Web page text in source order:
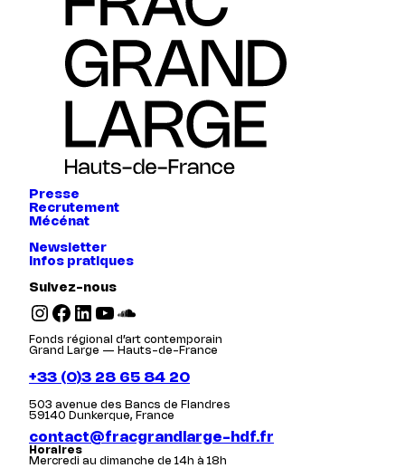
Presse
Recrutement
Mécénat
Newsletter
Infos pratiques
Suivez-nous
Instagram Facebook LinkedIn YouTube SoundCloud
Fonds régional d’art contemporain
Grand Large — Hauts-de-France
+33 (0)3 28 65 84 20
503 avenue des Bancs de Flandres
59140 Dunkerque, France
contact@fracgrandlarge-hdf.fr
Horaires
Mercredi au dimanche de 14h à 18h